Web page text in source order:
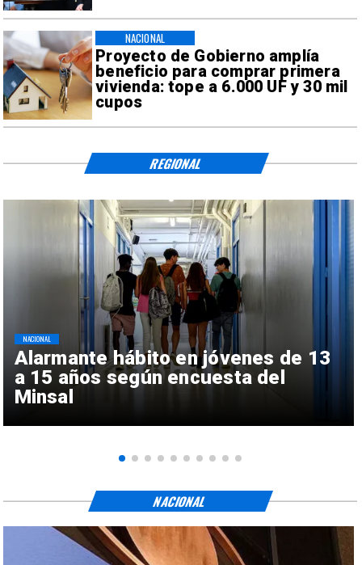
Proyecto de Gobierno amplía
beneficio para comprar primera
vivienda: tope a 6.000 UF y 30 mil
cupos
NACIONAL
Alarmante hábito en jóvenes de 13
a 15 años según encuesta del
Minsal
NACIONAL
REGIONAL
NACIONAL